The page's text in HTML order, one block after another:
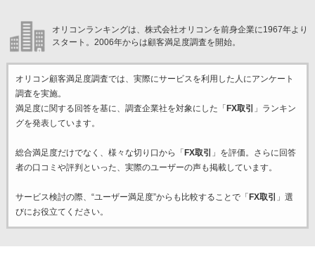
オリコンランキングは、株式会社オリコンを前身企業に1967年より
スタート。2006年からは顧客満足度調査を開始。
オリコン顧客満足度調査では、実際にサービスを利用した 人にアンケート
調査を実施。
満足度に関する回答を基に、調査企業社を対象にした「 FX取引
」ランキン
グを発表しています。
総合満足度だけでなく、様々な切り口から「 FX取引
」を評価。さらに回答
者の口コミや評判といった、実際のユーザーの声も掲載しています。
サービス検討の際、“ユーザー満足度”からも比較することで「 FX取引
」選
びにお役立てください。